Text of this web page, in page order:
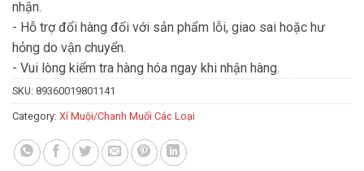
nhận.
- Hỗ trợ đổi hàng đối với sản phẩm lỗi, giao sai hoặc hư
hỏng do vận chuyển.
- Vui lòng kiểm tra hàng hóa ngay khi nhận hàng.
SKU: 89360019801141
Category: Xí Muội/Chanh Muối Các Loại